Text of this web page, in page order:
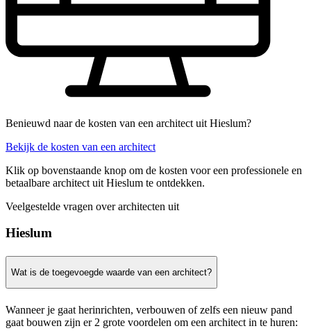
Benieuwd naar de kosten van een architect uit Hieslum?
Bekijk de kosten van een architect
Klik op bovenstaande knop om de kosten voor een professionele en
betaalbare architect uit Hieslum te ontdekken.
Veelgestelde vragen over architecten uit
Hieslum
Wat is de toegevoegde waarde van een architect?
Wanneer je gaat herinrichten, verbouwen of zelfs een nieuw pand
gaat bouwen zijn er 2 grote voordelen om een architect in te huren: